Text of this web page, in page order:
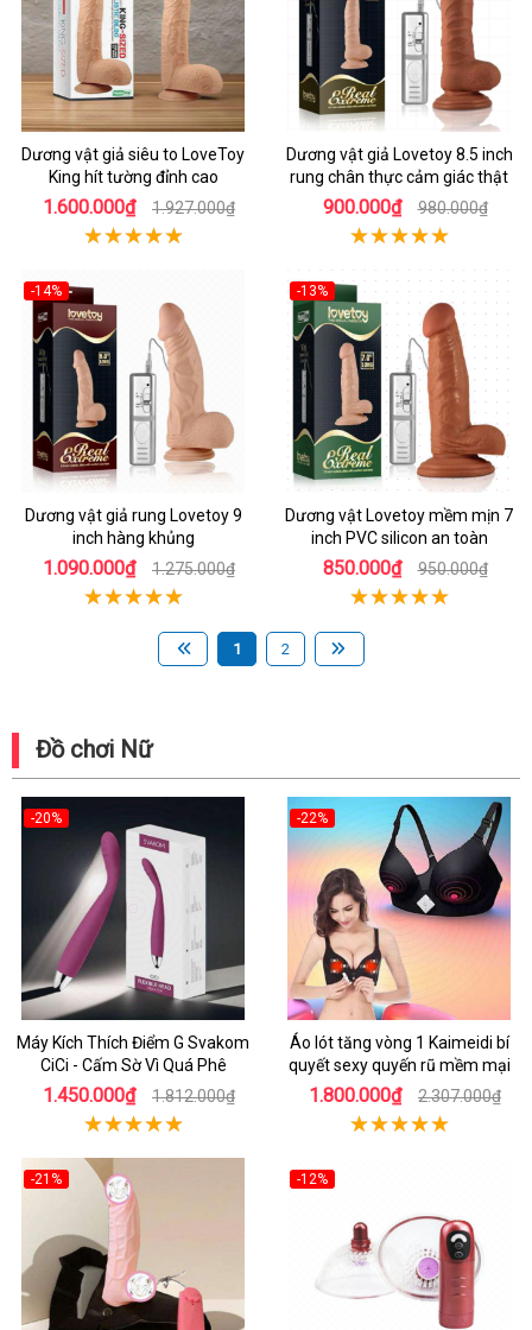
Dương vật giả siêu to LoveToy
King hít tường đỉnh cao
1.600.000₫ 1.927.000₫
Dương vật giả Lovetoy 8.5 inch
rung chân thực cảm giác thật
900.000₫ 980.000₫
-14%
Dương vật giả rung Lovetoy 9
inch hàng khủng
1.090.000₫ 1.275.000₫
-13%
Dương vật Lovetoy mềm mịn 7
inch PVC silicon an toàn
850.000₫ 950.000₫
1 2
Đồ chơi Nữ
-20%
Máy Kích Thích Điểm G Svakom
CiCi - Cấm Sờ Vì Quá Phê
1.450.000₫ 1.812.000₫
-22%
Áo lót tăng vòng 1 Kaimeidi bí
quyết sexy quyến rũ mềm mại
1.800.000₫ 2.307.000₫
-21% -12%